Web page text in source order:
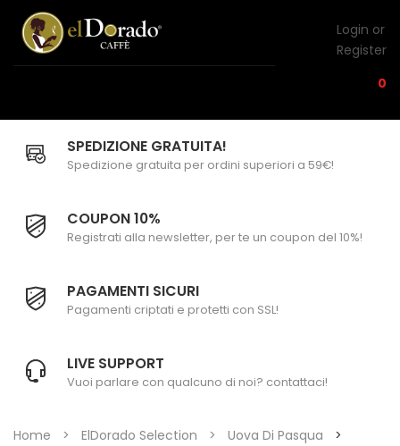
Login or
Register
0
SPEDIZIONE GRATUITA!
Spedizione gratuita per ordini superiori a 59€!
COUPON 10%
Registrati alla newsletter, per te un coupon del 10%!
PAGAMENTI SICURI
Pagamenti criptati e protetti con SSL!
LIVE SUPPORT
Vuoi parlare con qualcuno di noi? contattaci!
Home > ElDorado Selection > Uova Di Pasqua
>